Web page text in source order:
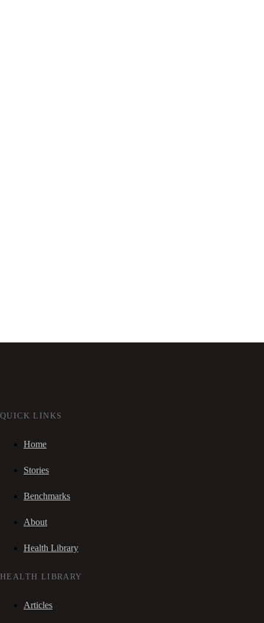
QUICK LINKS
Home
Stories
Benchmarks
About
Health Library
HEALTH LIBRARY
Articles